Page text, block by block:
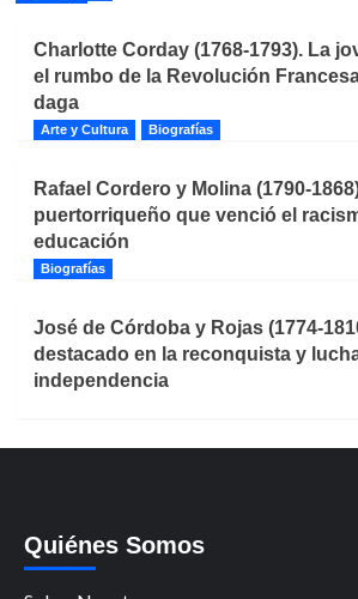
Charlotte Corday (1768-1793). La
el rumbo de la Revolución
daga
Arte y Cultura Biografías
Rafael Cordero y Molina (1790-
puertorriqueño que venció el
educación
Biografías
José de Córdoba y Rojas (1774-
destacado en la reconquista y
independencia
Quiénes Somos